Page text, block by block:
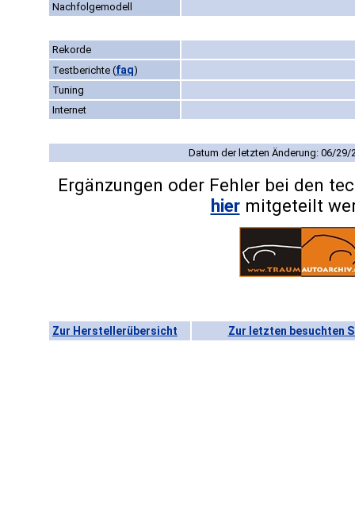
Nachfolgemodell
Rekorde
Testberichte (faq)
Tuning
Internet
Datum der letzten Änderung: 06/29/
Ergänzungen oder Fehler bei den
hiermitgeteilt
Zur Herstellerübersicht Zur letzten besuchten